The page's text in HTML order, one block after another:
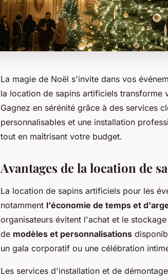
La magie de Noël s'invite dans vos
la location de sapins artificiels transforme
Gagnez en sérénité grâce à des services
personnalisables et une installation
tout en maîtrisant votre budget.
Avantages de la location de
La location de sapins artificiels pour les
notamment l'économie de temps et
organisateurs évitent l'achat et le
de modèles et personnalisations
un gala corporatif ou une célébration
Les services d'installation et de